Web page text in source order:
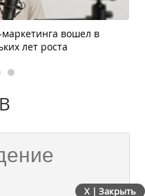
вошел в
лет роста
X | Закрыть